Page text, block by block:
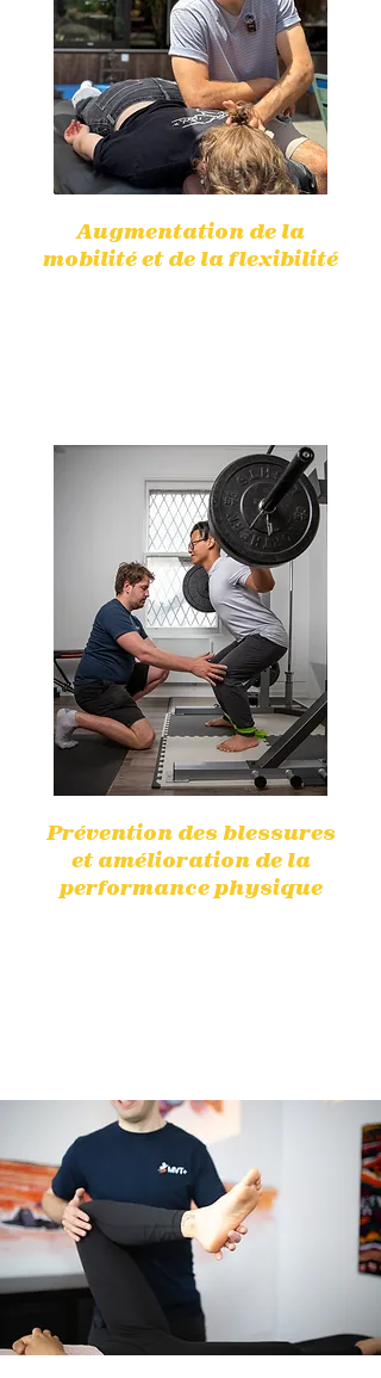
Augmentation de la
mobilité et de la flexibilité
Prévention des blessures
et amélioration de la
performance physique